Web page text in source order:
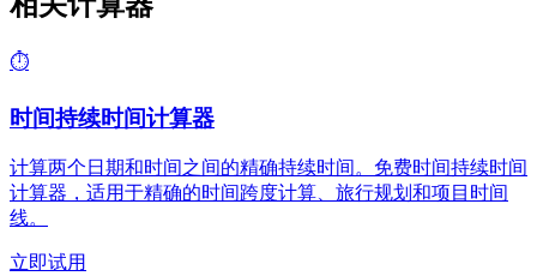
⏱️
时间持续时间计算器
计算两个日期和时间之间的精确持续时间。免费时间持续时间
计算器，适用于精确的时间跨度计算、旅行规划和项目时间
线。
立即试用